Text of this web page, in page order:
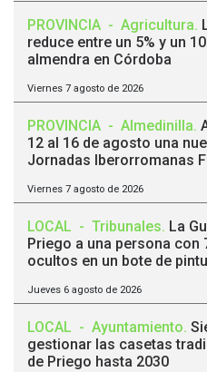
PROVINCIA - Agricultura.
reduce entre un 5% y un
almendra en Córdoba
Viernes 7 agosto de 2026
PROVINCIA - Almedinilla.
12 al 16 de agosto una
Jornadas Iberorromanas
Viernes 7 agosto de 2026
LOCAL - Tribunales. La
Priego a una persona
ocultos en un bote de
Jueves 6 agosto de 2026
LOCAL - Ayuntamiento.
gestionar las casetas
de Priego hasta 2030